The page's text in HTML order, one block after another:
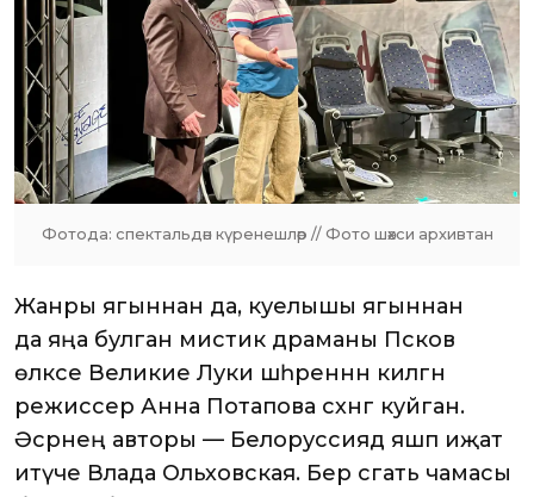
Фотода: спектальдән күренешләр // Фото шәхси архивтан
Жанры ягыннан да, куелышы ягыннан
да яңа булган мистик драманы Псков
өлкәсе Великие Луки шәһәреннән килгән
режиссер Анна Потапова сәхнәгә куйган.
Әсәрнең авторы — Белоруссиядә яшәп иҗат
итүче Влада Ольховская. Бер сәгать чамасы